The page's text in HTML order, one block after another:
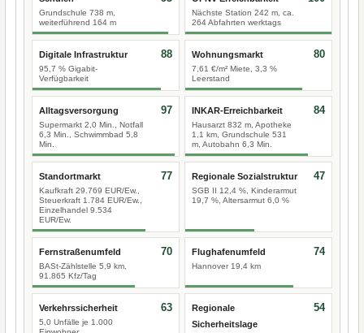
Grundschule 738 m,
weiterführend 164 m
Nächste Station 242 m, ca.
264 Abfahrten werktags
Digitale Infrastruktur
95,7 % Gigabit-
Verfügbarkeit
88 Wohnungsmarkt
7,61 €/m² Miete, 3,3 %
Leerstand
80
Alltagsversorgung
Supermarkt 2,0 Min., Notfall
6,3 Min., Schwimmbad 5,8
Min.
97 INKAR-Erreichbarkeit
Hausarzt 832 m, Apotheke
1,1 km, Grundschule 531
m, Autobahn 6,3 Min.
84
Standortmarkt
Kaufkraft 29.769 EUR/Ew.,
Steuerkraft 1.784 EUR/Ew.,
Einzelhandel 9.534
EUR/Ew.
77 Regionale Sozialstruktur
SGB II 12,4 %, Kinderarmut
19,7 %, Altersarmut 6,0 %
47
Fernstraßenumfeld
BASt-Zählstelle 5,9 km,
91.865 Kfz/Tag
70 Flughafenumfeld
Hannover 19,4 km
74
Verkehrssicherheit
5,0 Unfälle je 1.000
63
Regionale
Sicherheitslage
54